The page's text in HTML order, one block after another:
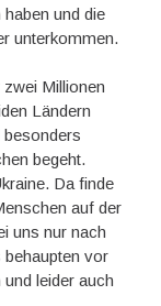
und die
unterkommen.
Millionen
Ländern
besonders
begeht.
Da finde
auf der
uns nur nach
behaupten vor
leider auch